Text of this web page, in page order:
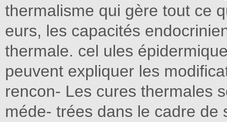
thermalisme qui gère tout ce
eurs, les capacités
thermale. cel ules
peuvent expliquer les
rencon- Les cures thermales
méde- trées dans le cadre de